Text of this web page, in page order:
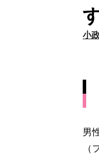
小
男
（